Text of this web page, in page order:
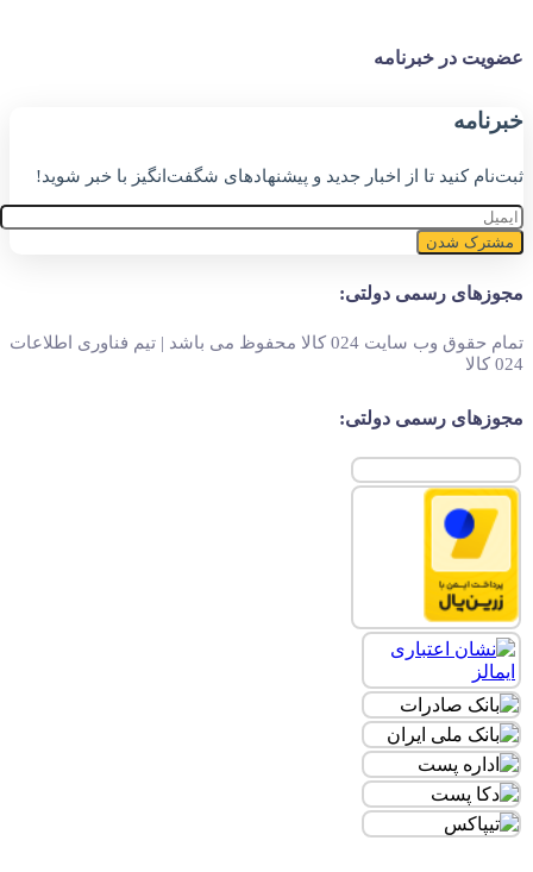
عضویت در خبرنامه
خبر‌نامه
ثبت‌نام کنید تا از اخبار جدید و پیشنهاد‌های شگفت‌انگیز با خبر شوید!
مشترک شدن
مجوزهای رسمی دولتی:
تمام حقوق وب سایت 024 کالا محفوظ می باشد | تیم فناوری اطلاعات
024 کالا
مجوزهای رسمی دولتی: